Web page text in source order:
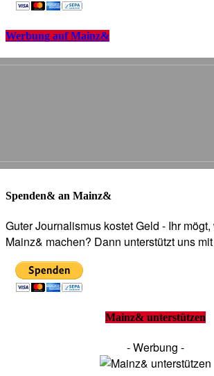
Werbung auf Mainz&
Spenden& an Mainz&
Guter Journalismus kostet Geld - Ihr
Mainz& machen? Dann unterstützt uns
Mainz& unterstützen
- Werbung -